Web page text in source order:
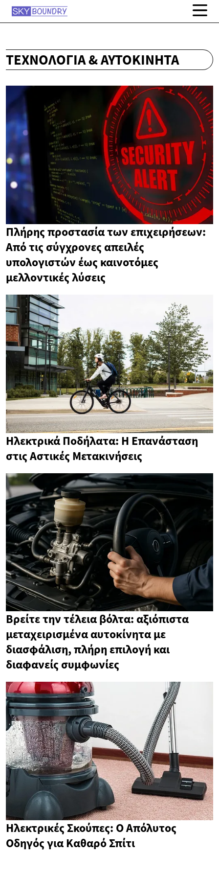
ΤΕΧΝΟΛΟΓΊΑ & ΑΥΤΟΚΊΝΗΤΑ
Πλήρης προστασία των επιχειρήσεων:
Από τις σύγχρονες απειλές
υπολογιστών έως καινοτόμες
μελλοντικές λύσεις
Ηλεκτρικά Ποδήλατα: Η Επανάσταση
στις Αστικές Μετακινήσεις
Βρείτε την τέλεια βόλτα: αξιόπιστα
μεταχειρισμένα αυτοκίνητα με
διασφάλιση, πλήρη επιλογή και
διαφανείς συμφωνίες
Ηλεκτρικές Σκούπες: Ο Απόλυτος
Οδηγός για Καθαρό Σπίτι